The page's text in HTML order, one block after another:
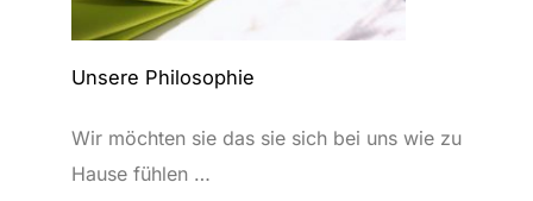
Unsere Philosophie
Wir möchten sie das sie sich bei uns wie zu
Hause fühlen …